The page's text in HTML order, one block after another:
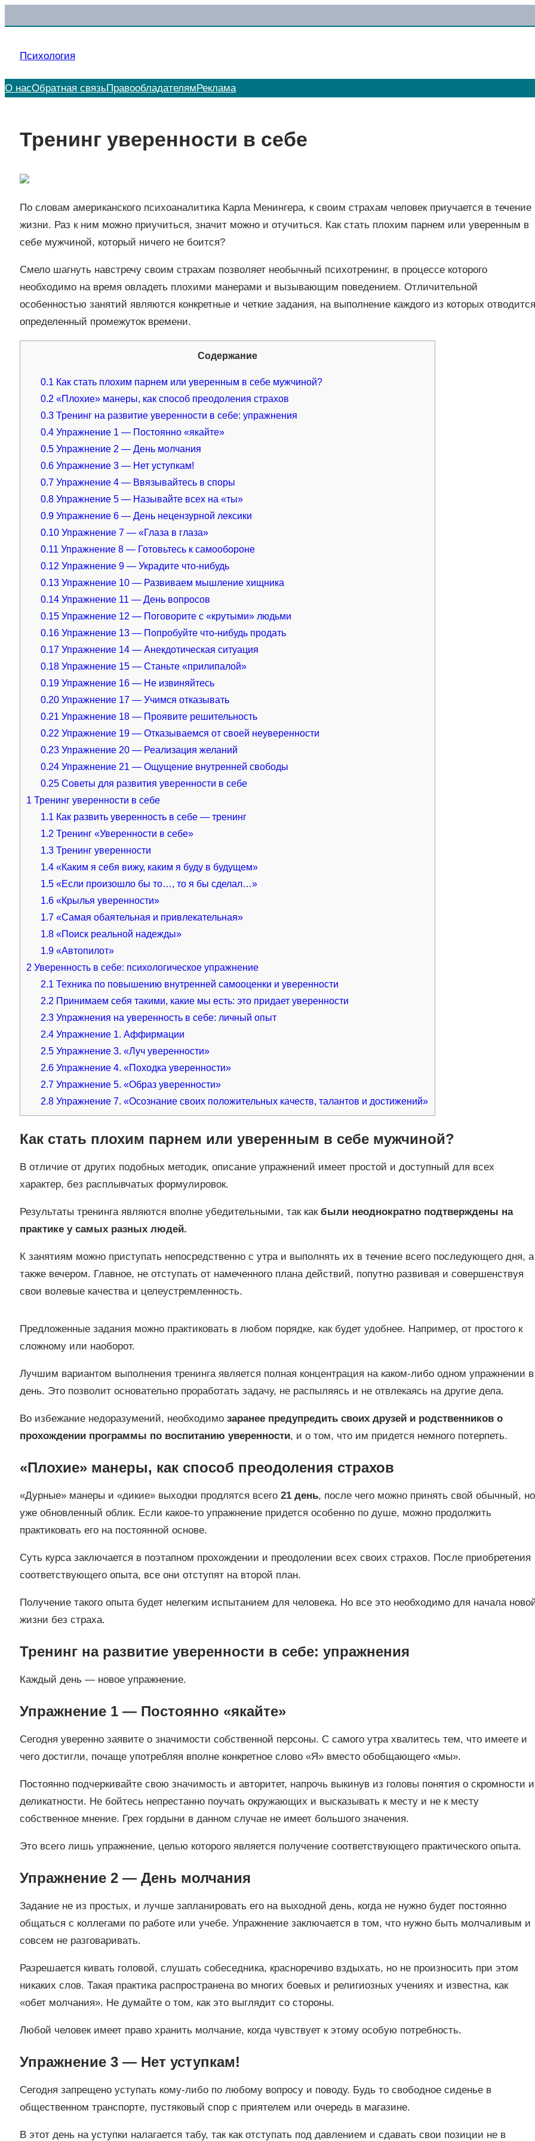
к
Психология
О насОбратная связьПравообладателям Реклама
Тренинг уверенности в себе
По словам американского психоаналитика Карла Менингера, к своим страхам человек приучается в течение
жизни. Раз к ним можно приучиться, значит можно и отучиться. Как стать плохим парнем или уверенным в
себе мужчиной, который ничего не боится?
Смело шагнуть навстречу своим страхам позволяет необычный психотренинг, в процессе которого
необходимо на время овладеть плохими манерами и вызывающим поведением. Отличительной
особенностью занятий являются конкретные и четкие задания, на выполнение каждого из которых отводится
определенный промежуток времени.
Содержание
0.1 Как стать плохим парнем или уверенным в себе мужчиной?
0.2 «Плохие» манеры, как способ преодоления страхов
0.3 Тренинг на развитие уверенности в себе: упражнения
0.4 Упражнение 1 — Постоянно «якайте»
0.5 Упражнение 2 — День молчания
0.6 Упражнение 3 — Нет уступкам!
0.7 Упражнение 4 — Ввязывайтесь в споры
0.8 Упражнение 5 — Называйте всех на «ты»
0.9 Упражнение 6 — День нецензурной лексики
0.10 Упражнение 7 — «Глаза в глаза»
0.11 Упражнение 8 — Готовьтесь к самообороне
0.12 Упражнение 9 — Украдите что-нибудь
0.13 Упражнение 10 — Развиваем мышление хищника
0.14 Упражнение 11 — День вопросов
0.15 Упражнение 12 — Поговорите с «крутыми» людьми
0.16 Упражнение 13 — Попробуйте что-нибудь продать
0.17 Упражнение 14 — Анекдотическая ситуация
0.18 Упражнение 15 — Станьте «прилипалой»
0.19 Упражнение 16 — Не извиняйтесь
0.20 Упражнение 17 — Учимся отказывать
0.21 Упражнение 18 — Проявите решительность
0.22 Упражнение 19 — Отказываемся от своей неуверенности
0.23 Упражнение 20 — Реализация желаний
0.24 Упражнение 21 — Ощущение внутренней свободы
0.25 Советы для развития уверенности в себе
1 Тренинг уверенности в себе
1.1 Как развить уверенность в себе — тренинг
1.2 Тренинг «Уверенности в себе»
1.3 Тренинг уверенности
1.4 «Каким я себя вижу, каким я буду в будущем»
1.5 «Если произошло бы то…, то я бы сделал…»
1.6 «Крылья уверенности»
1.7 «Самая обаятельная и привлекательная»
1.8 «Поиск реальной надежды»
1.9 «Автопилот»
2 Уверенность в себе: психологическое упражнение
2.1 Техника по повышению внутренней самооценки и уверенности
2.2 Принимаем себя такими, какие мы есть: это придает уверенности
2.3 Упражнения на уверенность в себе: личный опыт
2.4 Упражнение 1. Аффирмации
2.5 Упражнение 3. «Луч уверенности»
2.6 Упражнение 4. «Походка уверенности»
2.7 Упражнение 5. «Образ уверенности»
2.8 Упражнение 7. «Осознание своих положительных качеств, талантов и достижений»
Как стать плохим парнем или уверенным в себе мужчиной?
В отличие от других подобных методик, описание упражнений имеет простой и доступный для всех
характер, без расплывчатых формулировок.
Результаты тренинга являются вполне убедительными, так как были неоднократно подтверждены на
практике у самых разных людей.
К занятиям можно приступать непосредственно с утра и выполнять их в течение всего последующего дня, а
также вечером. Главное, не отступать от намеченного плана действий, попутно развивая и совершенствуя
свои волевые качества и целеустремленность.
Предложенные задания можно практиковать в любом порядке, как будет удобнее. Например, от простого к
сложному или наоборот.
Лучшим вариантом выполнения тренинга является полная концентрация на каком-либо одном упражнении в
день. Это позволит основательно проработать задачу, не распыляясь и не отвлекаясь на другие дела.
Во избежание недоразумений, необходимо заранее предупредить своих друзей и родственников о
прохождении программы по воспитанию уверенности, и о том, что им придется немного потерпеть.
«Плохие» манеры, как способ преодоления страхов
«Дурные» манеры и «дикие» выходки продлятся всего 21 день, после чего можно принять свой обычный, но
уже обновленный облик. Если какое-то упражнение придется особенно по душе, можно продолжить
практиковать его на постоянной основе.
Суть курса заключается в поэтапном прохождении и преодолении всех своих страхов. После приобретения
соответствующего опыта, все они отступят на второй план.
Получение такого опыта будет нелегким испытанием для человека. Но все это необходимо для начала
жизни без страха.
Тренинг на развитие уверенности в себе: упражнения
Каждый день — новое упражнение.
Упражнение 1 — Постоянно «якайте»
Сегодня уверенно заявите о значимости собственной персоны. С самого утра хвалитесь тем, что имеете и
чего достигли, почаще употребляя вполне конкретное слово «Я» вместо обобщающего «мы».
Постоянно подчеркивайте свою значимость и авторитет, напрочь выкинув из головы понятия о скромности и
деликатности. Не бойтесь непрестанно поучать окружающих и высказывать к месту и не к месту
собственное мнение. Грех гордыни в данном случае не имеет большого значения.
Это всего лишь упражнение, целью которого является получение соответствующего практического опыта.
Упражнение 2 — День молчания
Задание не из простых, и лучше запланировать его на выходной день, когда не нужно будет постоянно
общаться с коллегами по работе или учебе. Упражнение заключается в том, что нужно быть молчаливым и
совсем не разговаривать.
Разрешается кивать головой, слушать собеседника, красноречиво вздыхать, но не произносить при этом
никаких слов. Такая практика распространена во многих боевых и религиозных учениях и известна, как
«обет молчания». Не думайте о том, как это выглядит со стороны.
Любой человек имеет право хранить молчание, когда чувствует к этому особую потребность.
Упражнение 3 — Нет уступкам!
Сегодня запрещено уступать кому-либо по любому вопросу и поводу. Будь то свободное сиденье в
общественном транспорте, пустяковый спор с приятелем или очередь в магазине.
В этот день на уступки налагается табу, так как отступать под давлением и сдавать свои позиции не в